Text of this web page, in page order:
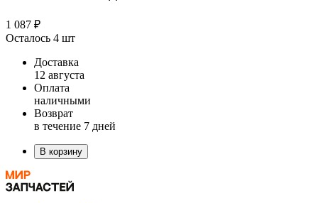
1 087 ₽
Осталось 4 шт
Доставка
12 августа
Оплата
наличными
Возврат
в течение 7 дней
В корзину